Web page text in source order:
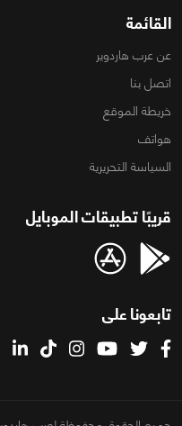
القائمة
عن عرب هاردوير
اتصل بنا
خريطة الموقع
هواتف
السياسة التحريرية
قريبًا تطبيقات الموبايل
تابعونا على